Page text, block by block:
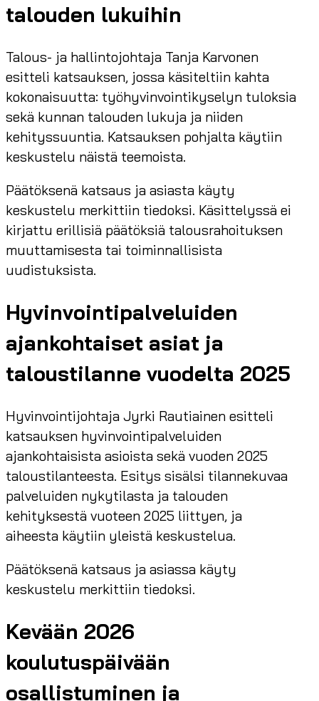
talouden lukuihin
Talous- ja hallintojohtaja Tanja Karvonen
esitteli katsauksen, jossa käsiteltiin kahta
kokonaisuutta: työhyvinvointikyselyn tuloksia
sekä kunnan talouden lukuja ja niiden
kehityssuuntia. Katsauksen pohjalta käytiin
keskustelu näistä teemoista.
Päätöksenä katsaus ja asiasta käyty
keskustelu merkittiin tiedoksi. Käsittelyssä ei
kirjattu erillisiä päätöksiä talousrahoituksen
muuttamisesta tai toiminnallisista
uudistuksista.
Hyvinvointipalveluiden
ajankohtaiset asiat ja
taloustilanne vuodelta 2025
Hyvinvointijohtaja Jyrki Rautiainen esitteli
katsauksen hyvinvointipalveluiden
ajankohtaisista asioista sekä vuoden 2025
taloustilanteesta. Esitys sisälsi tilannekuvaa
palveluiden nykytilasta ja talouden
kehityksestä vuoteen 2025 liittyen, ja
aiheesta käytiin yleistä keskustelua.
Päätöksenä katsaus ja asiassa käyty
keskustelu merkittiin tiedoksi.
Kevään 2026
koulutuspäivään
osallistuminen ja